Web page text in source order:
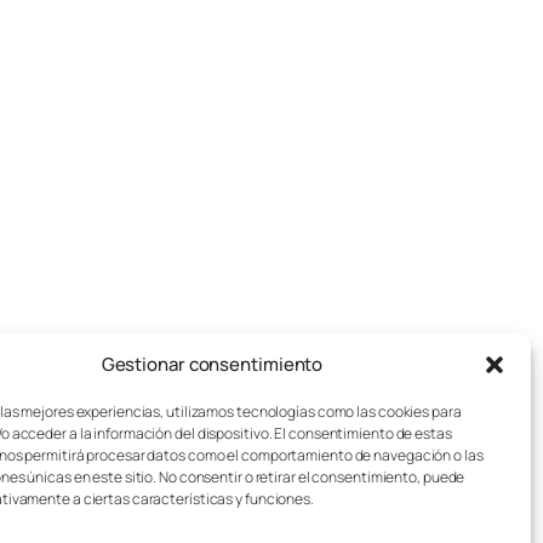
Gestionar consentimiento
mejores experiencias, utilizamos tecnologías como las cookies para
acceder a la información del dispositivo. El consentimiento de estas
permitirá procesar datos como el comportamiento de navegación o las
únicas en este sitio. No consentir o retirar el consentimiento, puede
a ciertas características y funciones.
de juegos de mesa
de Envío
Lúdico – Asistente IA
Aviso legal
Política de cookies
Política de privacidad
Condiciones generales
Contacto